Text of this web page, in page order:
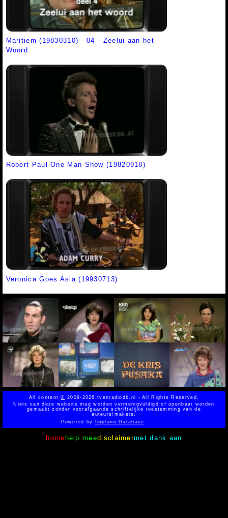
Maritiem (19830310) - 04 - Zeelui aan het
Woord
Robert Paul One Man Show (19820918)
Veronica Goes Asia (19930713)
All content© 2009-2026 tvenradiodb.nl - All Rights Reserved.
Niets van deze website mag worden vermenigvuldigd of openbaar worden
gemaakt zonder voorafgaande schriftelijke toestemming van de
auteurs/makers.
Powered byImplano Data6ase
home help meedisclaimermet dank aan